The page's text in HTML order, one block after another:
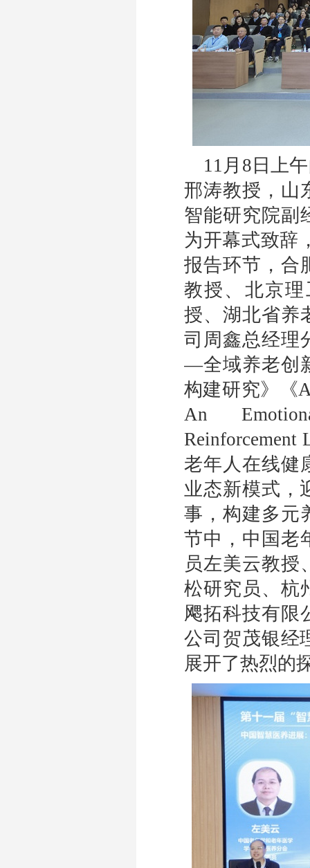
11 月 8 日上
邢涛教授，山
智能研究院副
为开幕式致辞
报告环节，合
教授、北京
授、湖北省养
司周鑫总经理
—全域养老创
构建研究》《
An
Reinforcement
老年人在线健
业态新模式，
事，构建多元
节中，中国老
员左美云教授
松研究员、杭
飔拓科技有限
公司贺茂银经
展开了热烈的